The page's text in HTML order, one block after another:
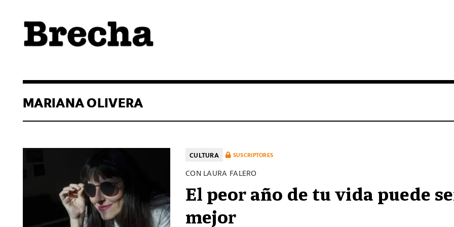
MARIANA OLIVERA
CULTURA SUSCRIPTORES
CON LAURA FALERO
El peor año de tu vida puede
mejor